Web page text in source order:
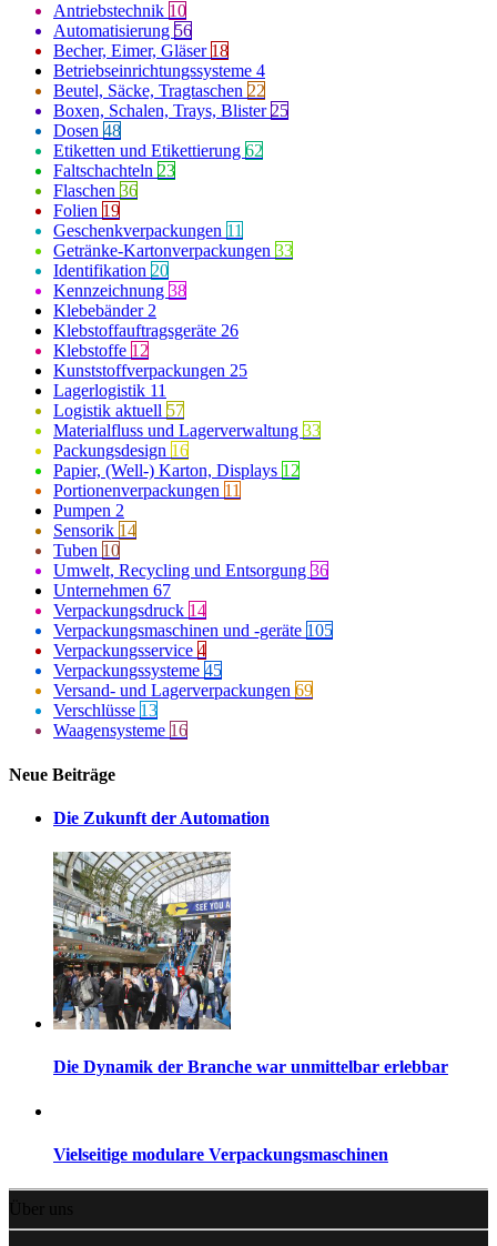
Antriebstechnik 10
Automatisierung 56
Becher, Eimer, Gläser 18
Betriebseinrichtungssysteme 4
Beutel, Säcke, Tragtaschen 22
Boxen, Schalen, Trays, Blister 25
Dosen 48
Etiketten und Etikettierung 62
Faltschachteln 23
Flaschen 36
Folien 19
Geschenkverpackungen 11
Getränke-Kartonverpackungen 33
Identifikation 20
Kennzeichnung 38
Klebebänder 2
Klebstoffauftragsgeräte 26
Klebstoffe 12
Kunststoffverpackungen 25
Lagerlogistik 11
Logistik aktuell 57
Materialfluss und Lagerverwaltung 33
Packungsdesign 16
Papier, (Well-) Karton, Displays 12
Portionenverpackungen 11
Pumpen 2
Sensorik 14
Tuben 10
Umwelt, Recycling und Entsorgung 36
Unternehmen 67
Verpackungsdruck 14
Verpackungsmaschinen und -geräte 105
Verpackungsservice 4
Verpackungssysteme 45
Versand- und Lagerverpackungen 69
Verschlüsse 13
Waagensysteme 16
Neue Beiträge
Die Zukunft der Automation
Die Dynamik der Branche war unmittelbar erlebbar
Vielseitige modulare Verpackungsmaschinen
Über uns